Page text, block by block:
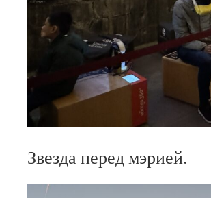
Звезда перед мэрией.